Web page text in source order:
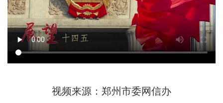
视频来源：郑州市委网信办